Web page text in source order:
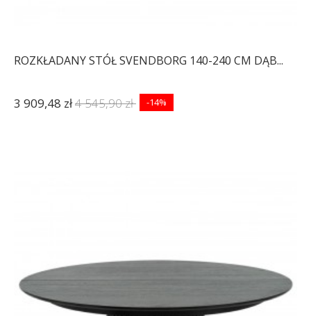
ROZKŁADANY STÓŁ SVENDBORG 140-240 CM DĄB...
3 909,48 zł4 545,90 zł -14%